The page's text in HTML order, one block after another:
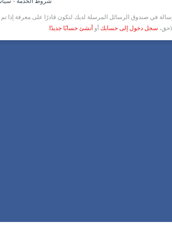
في صندوق الرسائل المرسلة لديك لتكون قادرًا على معرفة إذا تم
سجل دخول إلى حسابك أو أنشئ حسابًا جديدًا .